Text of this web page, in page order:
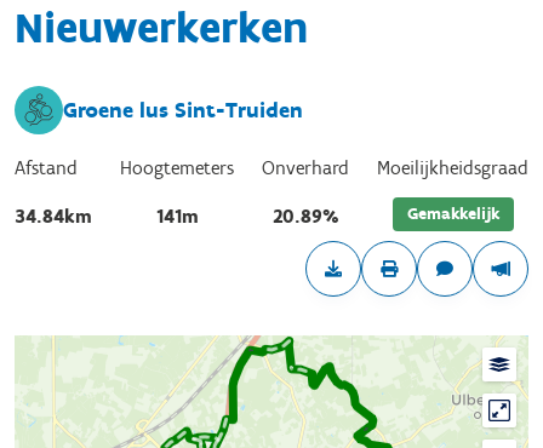
Nieuwerkerken
Groene lus Sint-Truiden
Afstand
34.84km
Hoogtemeters
141m
Onverhard
20.89%
Moeilijkheidsgraad
Gemakkelijk